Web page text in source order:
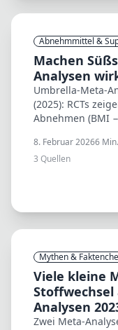
Abnehmmittel &
Machen
Analysen
Umbrella-Meta-
(2025): RCTs
Abnehmen (BMI
Causation.
8. Februar 20266
3 Quellen
Mythen &
Viele kleine
Stoffwechsel
Analysen
Zwei Meta-